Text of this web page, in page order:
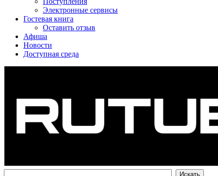
Электронные сервисы
Гостевая книга
Оставить отзыв
Афиша
Новости
Доступная среда